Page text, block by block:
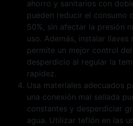
ahorro y sanitarios con
pueden reducir el consumo
50%, sin afectar la presión
uso. Además, instalar llaves
permite un mejor control
desperdicio al regular la
rapidez.
Usa materiales adecuados
una conexión mal sellada
constantes y desperdiciar
agua. Utilizar teflón en las